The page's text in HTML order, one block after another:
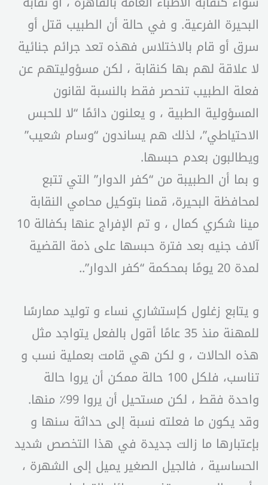
البحيرة الفرعية. و في حالة أن الطبيب قتل أو
سرق أو قام بالاختلاس فهذه تعد جرائم جنائية
لا علاقة لهم بها كنقابة ، لكن مسؤوليتهم عن
فعلة الطبيب تنحصر فقط بالنسبة لقانون
المسؤولية الطبية ، و يعلنون دائمًا “لا للحبس
الاحتياطي”، لذلك هم يساندون “وسام شعيب”
ويطالبون بعدم حبسها.
و بما أن الطبيبة من “كفر الدوار” التي تتبع
لمحافظة البحيرة، قمنا بتوكيل محامي النقابة
مينا شكري كمال ، و تم الإفراج عنها بكفالة 10
آلاف جنيه بعد فترة حبسها على ذمة القضية
لمدة 20 يومًا بمحكمة “كفر الدوار”..
و يتابع زغلول كإستشاري نساء و توليد ممارسًا
للمهنة منذ 35 عامًا أقول بالفعل يتواجد مثل
هذه الحالات ، و لكن هي قامت بعملية نسب و
تناسب، فلكل 100 حالة ممكن أن يروا حالة
واحدة فقط ، لكن مستحيل أن يروا 99٪ منها.
وقد يكون ما فعلته نسبة إلى حداثة سنها و
بإعتبارها ما زالت جديدة في هذا التخصص شديد
الحساسية ، فالجيل الصغير يميل إلى الشهرة ،